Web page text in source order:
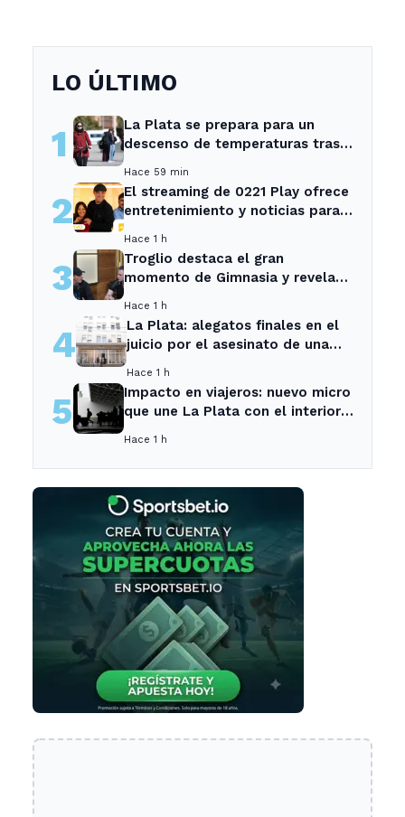
LO ÚLTIMO
1
La Plata se prepara para un
descenso de temperaturas tras
Hace 59 min
2
El streaming de 0221 Play ofrece
entretenimiento y noticias para
Hace 1 h
3
Troglio destaca el gran
momento de Gimnasia y revela
Hace 1 h
4
La Plata: alegatos finales en el
juicio por el asesinato de una
Hace 1 h
5
Impacto en viajeros: nuevo micro
que une La Plata con el interior
Hace 1 h